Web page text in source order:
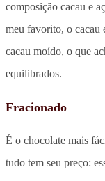
composição cacau e
meu favorito, o cacau
cacau moído, o que
equilibrados.
Fracionado
É o chocolate mais
tudo tem seu preço: